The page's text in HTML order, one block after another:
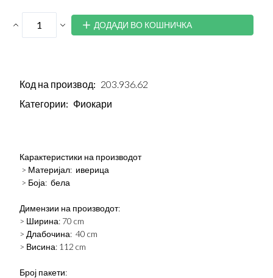
ДОДАДИ ВО КОШНИЧКА
Код на производ: 203.936.62
Категории: Фиокари
Карактеристики на производот
> Материјал: иверица
> Боја: бела
Димензии на производот:
> Ширина: 70 cm
> Длабочина: 40 cm
> Висина: 112 cm
Број пакети: